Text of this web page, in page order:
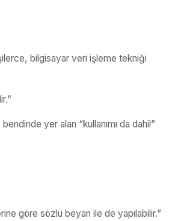
bilgisayar veri işleme tekniği
yer alan “kullanımı da dahil”
göre sözlü beyan ile de yapılabilir.”